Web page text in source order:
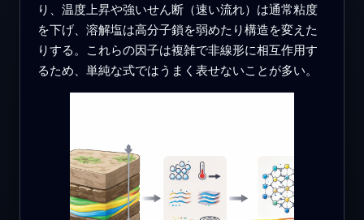
り、温度上昇や強いせん断（速い流れ）は通常粘度
を下げ、溶解塩は高分子鎖を弱めたり構造を変えた
りする。これらの因子は複雑で非線形に相互作用す
るため、単純な式ではうまく表せないことが多い。